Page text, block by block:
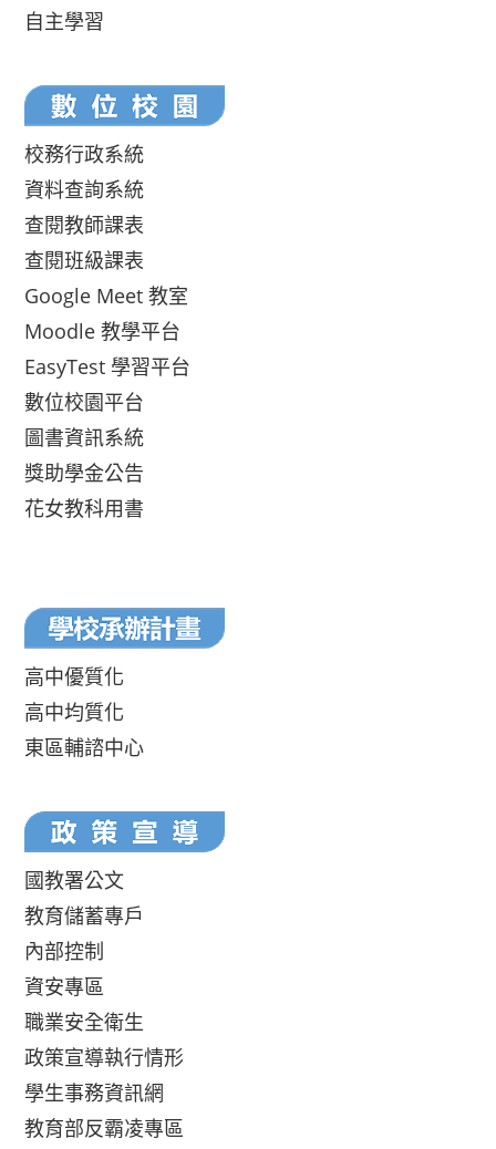
自主學習
校務行政系統
資料查詢系統
查閱教師課表
查閱班級課表
Google Meet 教室
Moodle 教學平台
EasyTest 學習平台
數位校園平台
圖書資訊系統
獎助學金公告
花女教科用書
高中優質化
高中均質化
東區輔諮中心
國教署公文
教育儲蓄專戶
內部控制
資安專區
職業安全衛生
政策宣導執行情形
學生事務資訊網
教育部反霸凌專區